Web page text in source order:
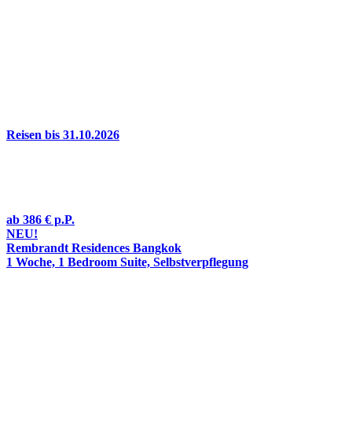
Reisen bis 31.10.2026
ab 386 € p.P.
NEU!
Rembrandt Residences Bangkok
1 Woche, 1 Bedroom Suite, Selbstverpflegung